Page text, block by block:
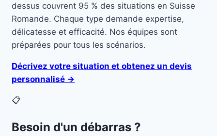
dessus couvrent 95 % des situations en Suisse
Romande. Chaque type demande expertise,
délicatesse et efficacité. Nos équipes sont
préparées pour tous les scénarios.
Décrivez votre situation et obtenez un devis
personnalisé →
📋
Besoin d'un débarras ?